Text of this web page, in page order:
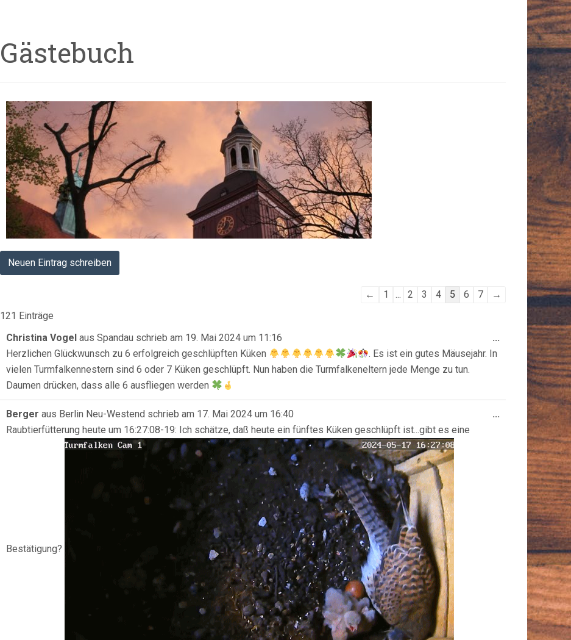
Gästebuch
Navigation
← 1 ... 2 3 4 5 6 7
→
121 Einträge
Christina Vogel aus Spandau schrieb am 19. Mai 2024 um 11:16
Herzlichen Glückwunsch zu 6 erfolgreich geschlüpften Küken
. Es ist ein gutes Mäusejahr. In
vielen Turmfalkennestern sind 6 oder 7 Küken geschlüpft. Nun haben die Turmfalkeneltern jede Menge zu tun.
Daumen drücken, dass alle 6 ausfliegen werden
...
Metabox
ein-/
Berger aus Berlin Neu-Westend schrieb am 17. Mai 2024 um 16:40
Raubtierfütterung heute um 16:27:08-19: Ich schätze, daß heute ein fünftes Küken geschlüpft ist...gibt es eine
Bestätigung?
...
Metabox
ein-/